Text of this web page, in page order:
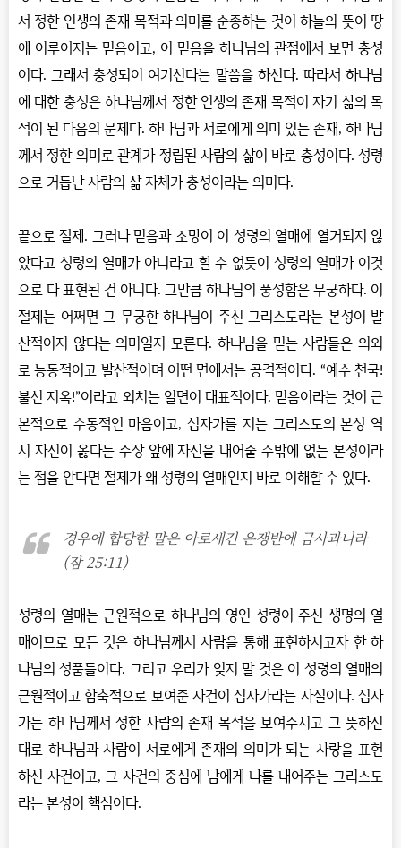
서 정한 인생의 존재 목적과 의미를 순종하는 것이 하늘의 뜻이 땅
에 이루어지는 믿음이고, 이 믿음을 하나님의 관점에서 보면 충성
이다. 그래서 충성되이 여기신다는 말씀을 하신다. 따라서 하나님
에 대한 충성은 하나님께서 정한 인생의 존재 목적이 자기 삶의 목
적이 된 다음의 문제다. 하나님과 서로에게 의미 있는 존재, 하나님
께서 정한 의미로 관계가 정립된 사람의 삶이 바로 충성이다.성령
으로 거듭난 사람의 삶 자체가 충성이라는 의미다.
끝으로 절제 . 그러나 믿음과 소망이 이 성령의 열매에 열거되지 않
았다고 성령의 열매가 아니라고 할 수 없듯이 성령의 열매가 이것
으로 다 표현된 건 아니다. 그만큼 하나님의 풍성함은 무궁하다. 이
절제는 어쩌면 그 무궁한 하나님이 주신 그리스도라는 본성이 발
산적이지 않다는 의미일지 모른다. 하나님을 믿는 사람들은 의외
로 능동적이고 발산적이며 어떤 면에서는 공격적이다. “예수 천국!
불신 지옥!”이라고 외치는 일면이 대표적이다. 믿음이라는 것이 근
본적으로 수동적인 마음이고,십자가를 지는 그리스도의 본성 역
시 자신이 옳다는 주장 앞에 자신을 내어줄 수밖에 없는 본성이라
는 점을 안다면 절제가 왜 성령의 열매인지 바로 이해할 수 있다.
경우에 합당한 말은 아로새긴 은쟁반에 금사과니라
(잠 25:11)
성령의 열매는 근원적으로 하나님의 영인 성령이 주신 생명의 열
매이므로 모든 것은 하나님께서 사람을 통해 표현하시고자 한 하
나님의 성품들이다. 그리고 우리가 잊지 말 것은 이 성령의 열매의
근원적이고 함축적으로 보여준 사건이 십자가라는 사실이다.십자
가는 하나님께서 정한 사람의 존재 목적을 보여주시고 그 뜻하신
대로 하나님과 사람이 서로에게 존재의 의미가 되는 사랑을 표현
하신 사건이고, 그 사건의 중심에 남에게 나를 내어주는 그리스도
라는 본성이 핵심이다.